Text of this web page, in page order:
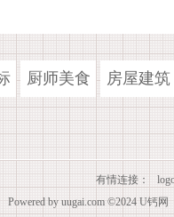
厨师美食 房屋建筑
有情连接：
Powered by uugai.com ©2024 U钙网